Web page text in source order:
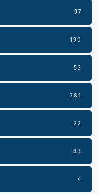
97
190
53
281
22
83
4